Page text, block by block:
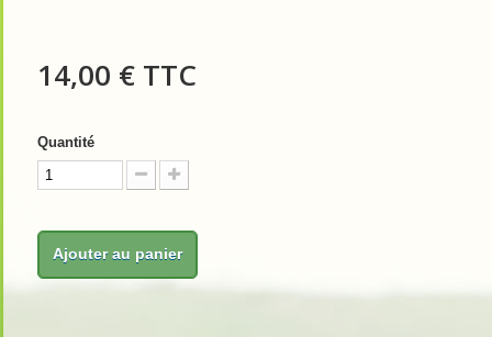
14,00 € TTC
Quantité
Ajouter au panier